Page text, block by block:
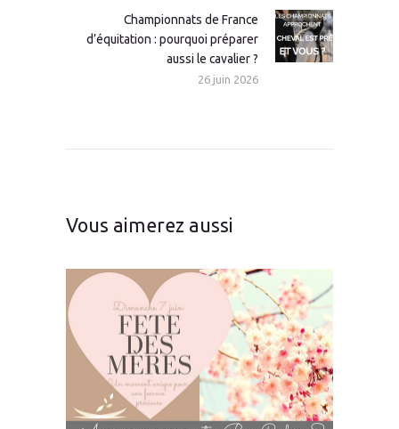
Article
suivant
Championnats de France
d’équitation : pourquoi préparer
aussi le cavalier ?
26 juin 2026
Vous aimerez aussi